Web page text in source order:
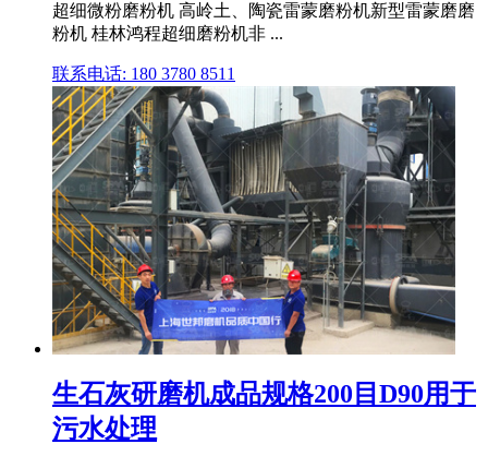
超细微粉磨粉机 高岭土、陶瓷雷蒙磨粉机新型雷蒙磨磨
粉机 桂林鸿程超细磨粉机非 ...
联系电话: 180 3780 8511
生石灰研磨机成品规格200目D90用于
污水处理